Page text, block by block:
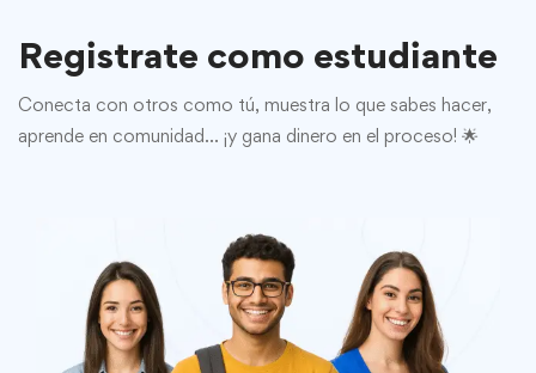
Registrate como estudiante
Conecta con otros como tú, muestra lo que sabes hacer,
aprende en comunidad… ¡y gana dinero en el proceso! 🌟